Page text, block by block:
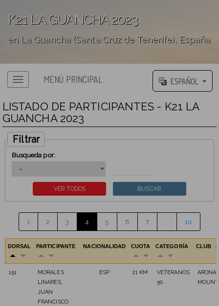
K21 LA GUANCHA 2023
en La Guancha (Santa Cruz de Tenerife), España
';
MENÚ PRINCIPAL ESPAÑOL
LISTADO DE PARTICIPANTES - K21 LA
GUANCHA 2023
Filtrar
Busqueda por:
1 2 3 4 5 6 7 10
DORSAL PARTICIPANTE NACIONALIDAD CUOTA CATEGORÍA CLUB
151
MORALES
LINARES,
JUAN
FRANCISCO
ESP 21 KM
VETERANOS
50
ARONA